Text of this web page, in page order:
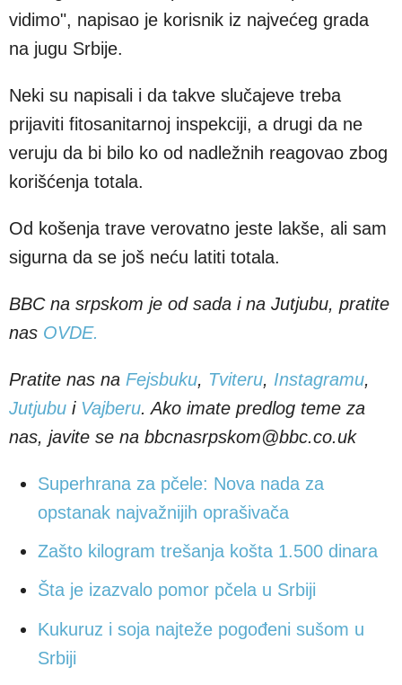
vidimo", napisao je korisnik iz najvećeg grada
na jugu Srbije.
Neki su napisali i da takve slučajeve treba
prijaviti fitosanitarnoj inspekciji, a drugi da ne
veruju da bi bilo ko od nadležnih reagovao zbog
korišćenja totala.
Od košenja trave verovatno jeste lakše, ali sam
sigurna da se još neću latiti totala.
BBC na srpskom je od sada i na Jutjubu, pratite
nas OVDE.
Pratite nas na Fejsbuku, Tviteru, Instagramu,
Jutjubu i Vajberu. Ako imate predlog teme za
nas, javite se na bbcnasrpskom@bbc.co.uk
Superhrana za pčele: Nova nada za
opstanak najvažnijih oprašivača
Zašto kilogram trešanja košta 1.500 dinara
Šta je izazvalo pomor pčela u Srbiji
Kukuruz i soja najteže pogođeni sušom u
Srbiji